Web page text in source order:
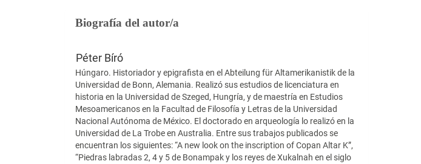
Biografía del autor/a
Péter Bíró
Húngaro. Historiador y epigrafista en el Abteilung für Altamerikanis­tik de la
Universidad de Bonn, Alemania. Realizó sus estudios de licenciatura en
historia en la Universidad de Szeged, Hungría, y de maestría en Estudios
Meso­americanos en la Facultad de Filosofía y Letras de la Universidad
Nacional Autó­noma de México. El doctorado en arqueología lo realizó en la
Universidad de La Trobe en Australia. Entre sus trabajos publicados se
encuentran los siguientes: “A new look on the inscription of Copan Altar K”,
“Piedras labradas 2, 4 y 5 de Bonampak y los reyes de Xukalnah en el siglo